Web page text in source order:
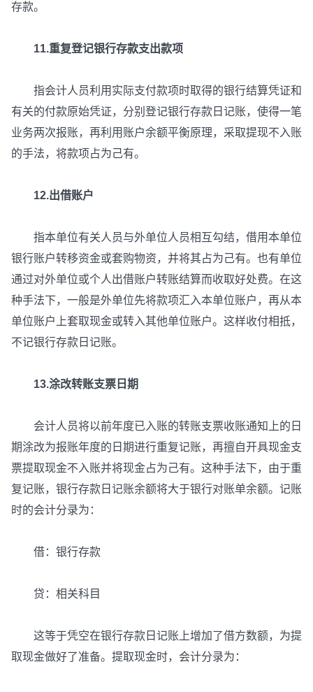
存款。
11.重复登记银行存款支出款项
指会计人员利用实际支付款项时取得的银行结算凭证和
有关的付款原始凭证，分别登记银行存款日记账，使得一笔
业务两次报账，再利用账户余额平衡原理，采取提现不入账
的手法，将款项占为己有。
12.出借账户
指本单位有关人员与外单位人员相互勾结，借用本单位
银行账户转移资金或套购物资，并将其占为己有。也有单位
通过对外单位或个人出借账户转账结算而收取好处费。在这
种手法下，一般是外单位先将款项汇入本单位账户，再从本
单位账户上套取现金或转入其他单位账户。这样收付相抵，
不记银行存款日记账。
13.涂改转账支票日期
会计人员将以前年度已入账的转账支票收账通知上的日
期涂改为报账年度的日期进行重复记账，再擅自开具现金支
票提取现金不入账并将现金占为己有。这种手法下，由于重
复记账，银行存款日记账余额将大于银行对账单余额。记账
时的会计分录为：
借：银行存款
贷：相关科目
这等于凭空在银行存款日记账上增加了借方数额，为提
取现金做好了准备。提取现金时，会计分录为：